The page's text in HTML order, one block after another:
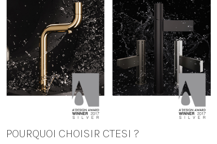
POURQUOI CHOISIR CTESI ?